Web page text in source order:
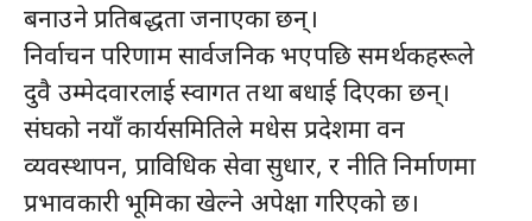
बनाउने प्रतिबद्धता जनाएका छन्।
निर्वाचन परिणाम सार्वजनिक भएपछि समर्थकहरूले
दुवै उम्मेदवारलाई स्वागत तथा बधाई दिएका छन्।
संघको नयाँ कार्यसमितिले मधेस प्रदेशमा वन
व्यवस्थापन, प्राविधिक सेवा सुधार, र नीति निर्माणमा
प्रभावकारी भूमिका खेल्ने अपेक्षा गरिएको छ।